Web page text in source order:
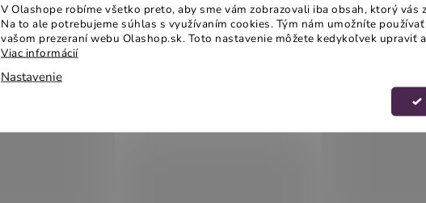
V Olashope robíme všetko preto, aby sme vám zobrazovali iba obsah, ktorý vás
Na to ale potrebujeme súhlas s využívaním cookies. Tým nám umožníte
vašom prezeraní webu Olashop.sk. Toto nastavenie môžete kedykoľvek upraviť
Viac informácií
Nastavenie